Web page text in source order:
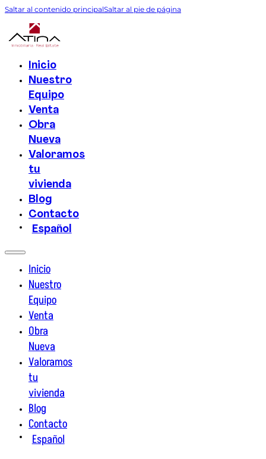
Saltar al contenido principalSaltar al pie de página
Inicio
Nuestro
Equipo
Venta
Obra
Nueva
Valoramos
tu
vivienda
Blog
Contacto
Español
Inicio
Nuestro
Equipo
Venta
Obra
Nueva
Valoramos
tu
vivienda
Blog
Contacto
Español